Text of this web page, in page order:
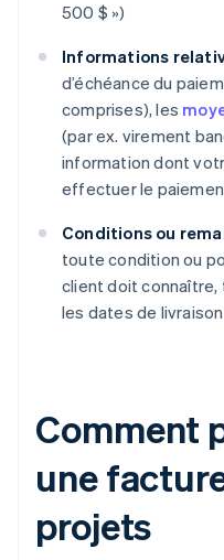
500 $ »)
Informations
d’échéance du
comprises), les
(par ex. virement
information dont
effectuer le
Conditions ou
toute condition ou
client doit
les dates de livraison
Comment
une
projets